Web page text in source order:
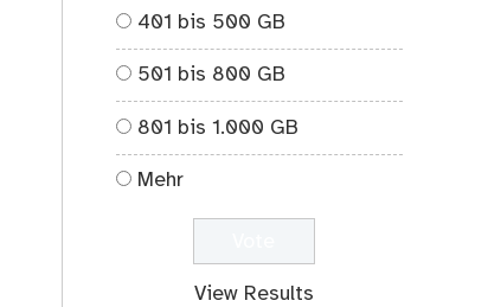
401 bis 500 GB
501 bis 800 GB
801 bis 1.000 GB
Mehr
View Results